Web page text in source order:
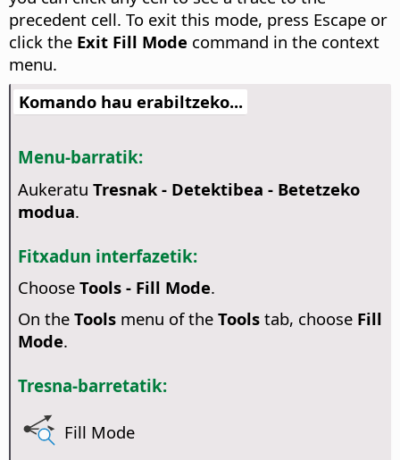
precedent cell. To exit this mode, press Escape or
click the Exit Fill Mode command in the context
menu.
Komando hau erabiltzeko...
Menu-barratik:
Aukeratu Tresnak - Detektibea - Betetzeko
modua.
Fitxadun interfazetik:
Choose Tools - Fill Mode.
On the Toolsmenu of the Toolstab, choose Fill
Mode.
Tresna-barretatik:
Fill Mode